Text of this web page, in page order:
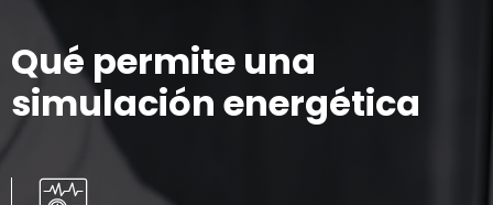
Qué permite una
simulación energética